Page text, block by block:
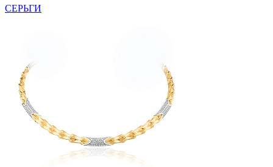
СЕРЬГИ